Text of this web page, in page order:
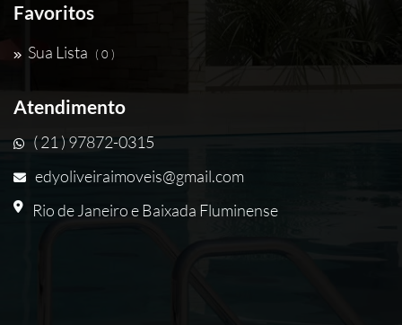
Favoritos
Sua Lista ( 0 )
Atendimento
( 21 ) 97872-0315
edyoliveiraimoveis@gmail.com
Rio de Janeiro e Baixada Fluminense